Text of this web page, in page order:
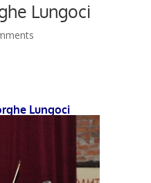
Lungoci
Lungoci